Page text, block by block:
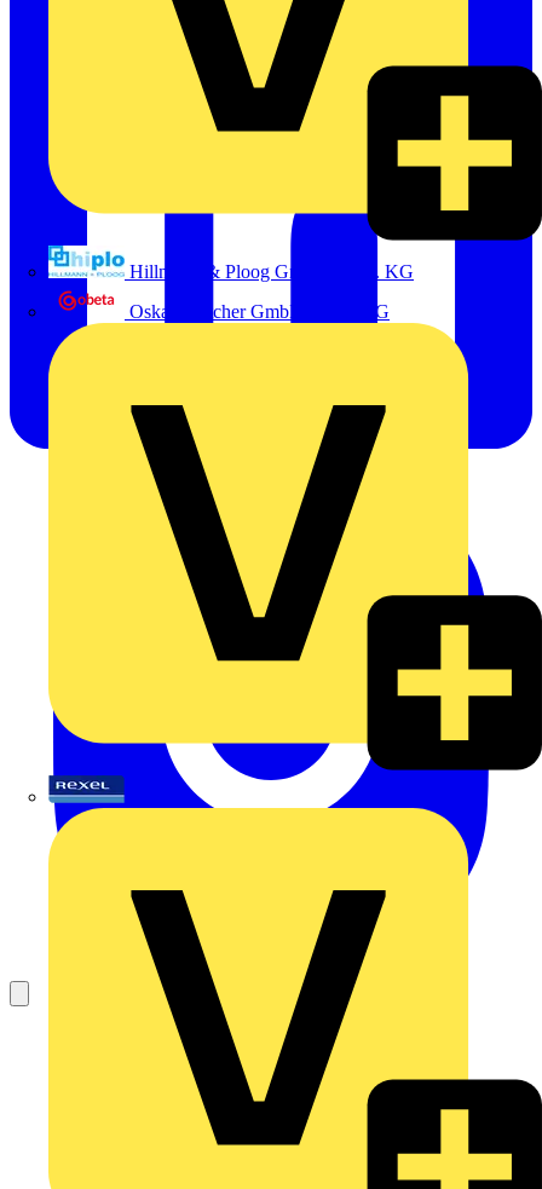
Hillmann & Ploog GmbH & Co. KG
Oskar Böttcher GmbH & Co. KG